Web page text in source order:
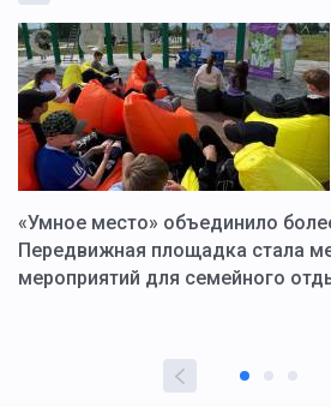
«Умное место» объединило
Передвижная площадка стала
мероприятий для семейного